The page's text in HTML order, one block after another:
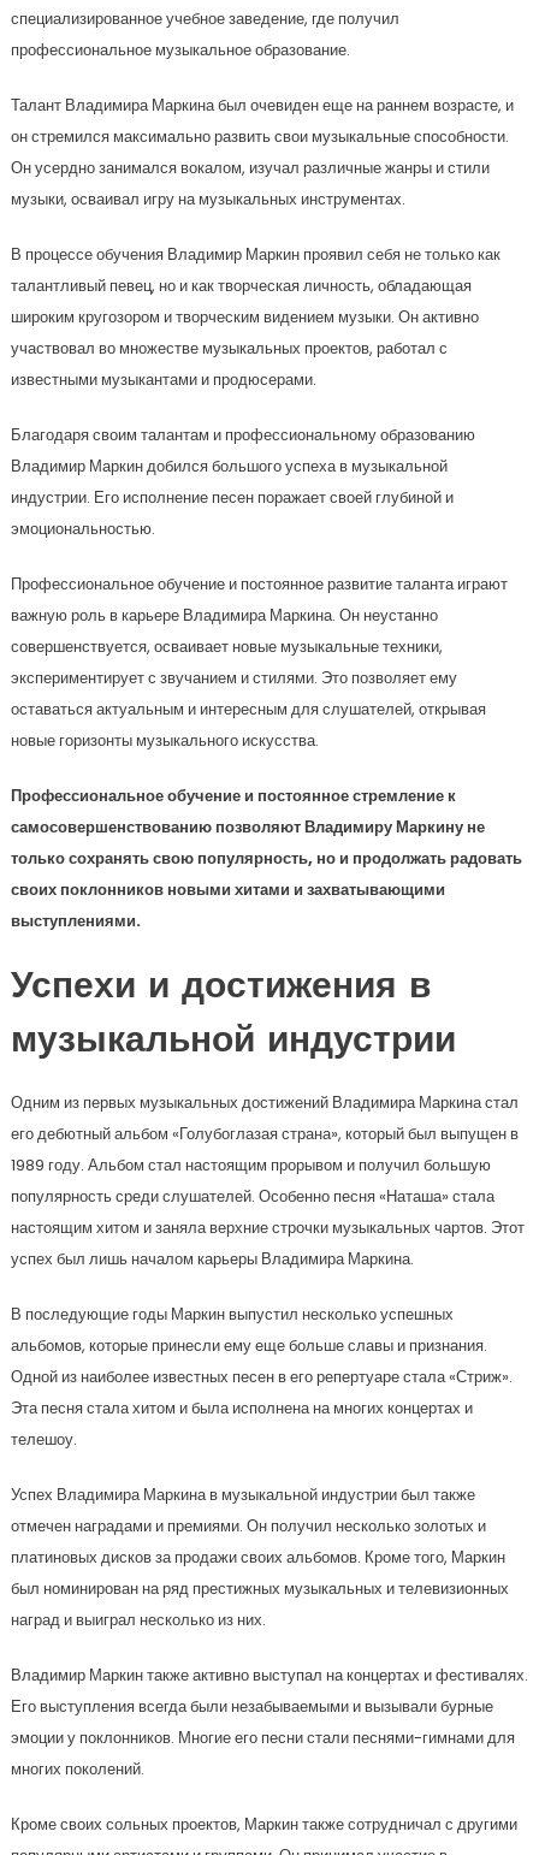
специализированное учебное заведение, где получил
профессиональное музыкальное образование.
Талант Владимира Маркина был очевиден еще на раннем возрасте, и
он стремился максимально развить свои музыкальные способности.
Он усердно занимался вокалом, изучал различные жанры и стили
музыки, осваивал игру на музыкальных инструментах.
В процессе обучения Владимир Маркин проявил себя не только как
талантливый певец, но и как творческая личность, обладающая
широким кругозором и творческим видением музыки. Он активно
участвовал во множестве музыкальных проектов, работал с
известными музыкантами и продюсерами.
Благодаря своим талантам и профессиональному образованию
Владимир Маркин добился большого успеха в музыкальной
индустрии. Его исполнение песен поражает своей глубиной и
эмоциональностью.
Профессиональное обучение и постоянное развитие таланта играют
важную роль в карьере Владимира Маркина. Он неустанно
совершенствуется, осваивает новые музыкальные техники,
экспериментирует с звучанием и стилями. Это позволяет ему
оставаться актуальным и интересным для слушателей, открывая
новые горизонты музыкального искусства.
Профессиональное обучение и постоянное стремление к
самосовершенствованию позволяют Владимиру Маркину не
только сохранять свою популярность, но и продолжать радовать
своих поклонников новыми хитами и захватывающими
выступлениями.
Успехи и достижения в
музыкальной индустрии
Одним из первых музыкальных достижений Владимира Маркина стал
его дебютный альбом «Голубоглазая страна», который был выпущен в
1989 году. Альбом стал настоящим прорывом и получил большую
популярность среди слушателей. Особенно песня «Наташа» стала
настоящим хитом и заняла верхние строчки музыкальных чартов. Этот
успех был лишь началом карьеры Владимира Маркина.
В последующие годы Маркин выпустил несколько успешных
альбомов, которые принесли ему еще больше славы и признания.
Одной из наиболее известных песен в его репертуаре стала «Стриж».
Эта песня стала хитом и была исполнена на многих концертах и
телешоу.
Успех Владимира Маркина в музыкальной индустрии был также
отмечен наградами и премиями. Он получил несколько золотых и
платиновых дисков за продажи своих альбомов. Кроме того, Маркин
был номинирован на ряд престижных музыкальных и телевизионных
наград и выиграл несколько из них.
Владимир Маркин также активно выступал на концертах и фестивалях.
Его выступления всегда были незабываемыми и вызывали бурные
эмоции у поклонников. Многие его песни стали песнями-гимнами для
многих поколений.
Кроме своих сольных проектов, Маркин также сотрудничал с другими